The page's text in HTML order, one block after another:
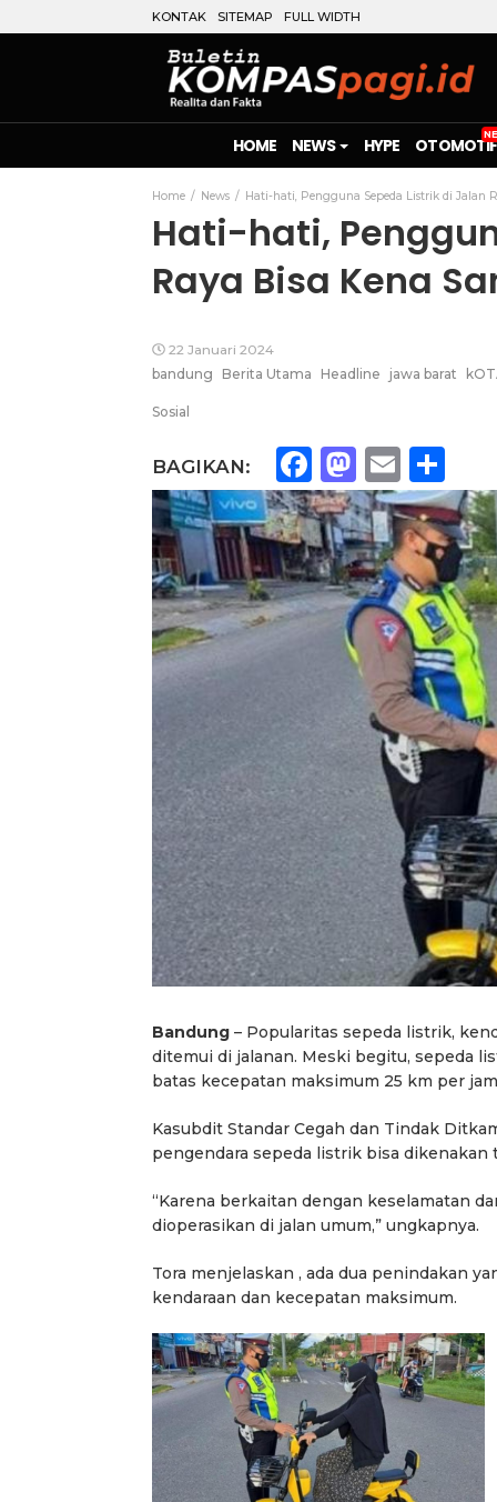
KONTAK SITEMAP FULL WIDTH
HOME NEWS HYPE OTOMOTIF
Home News Hati-hati, Pengguna Sepeda Listrik di Jalan
Hati-hati,
Raya Bisa Kena
22 Januari 2024
bandung
Berita Utama Headline jawa barat
Sosial
BAGIKAN: Facebook
Email
Bandung – Popularitas sepeda listrik,
ditemui di jalanan. Meski begitu, sepeda
batas kecepatan maksimum 25 km per
Kasubdit Standar Cegah dan Tindak
pengendara sepeda listrik bisa dikenakan
“Karena berkaitan dengan keselamatan
dioperasikan di jalan umum,” ungkapnya.
Tora menjelaskan , ada dua penindakan
kendaraan dan kecepatan maksimum.